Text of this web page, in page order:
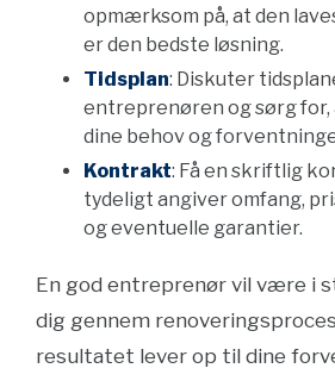
opmærksom på, at den
er den bedste løsning.
Tidsplan: Diskuter
entreprenøren og sørg for,
dine behov og
Kontrakt: Få en skriftlig
tydeligt angiver omfang,
og eventuelle garantier.
En god entreprenør vil være i
dig gennem
resultatet lever op til dine